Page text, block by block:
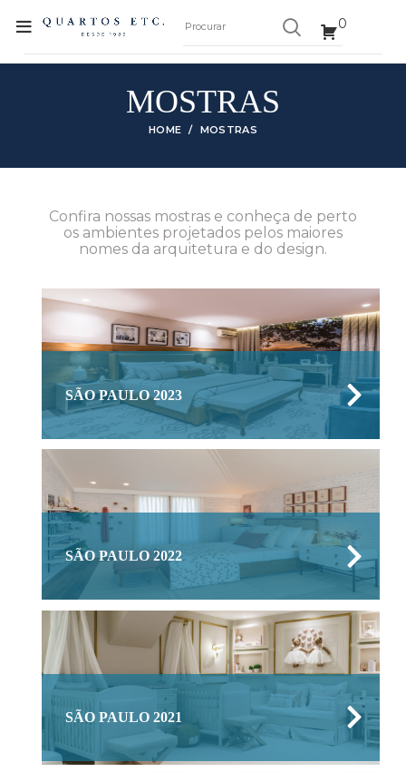
0
MOSTRAS
HOME MOSTRAS
Confira nossas mostras e conheça de perto
os ambientes projetados pelos maiores
nomes da arquitetura e do design.
SÃO PAULO 2023
SÃO PAULO 2022
SÃO PAULO 2021